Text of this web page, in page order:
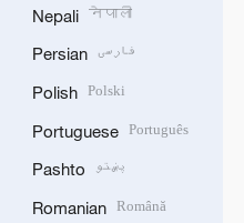
Nepali नेपाली
Persian فارسی
Polish Polski
Portuguese Português
Pashto پښتو
Romanian Română